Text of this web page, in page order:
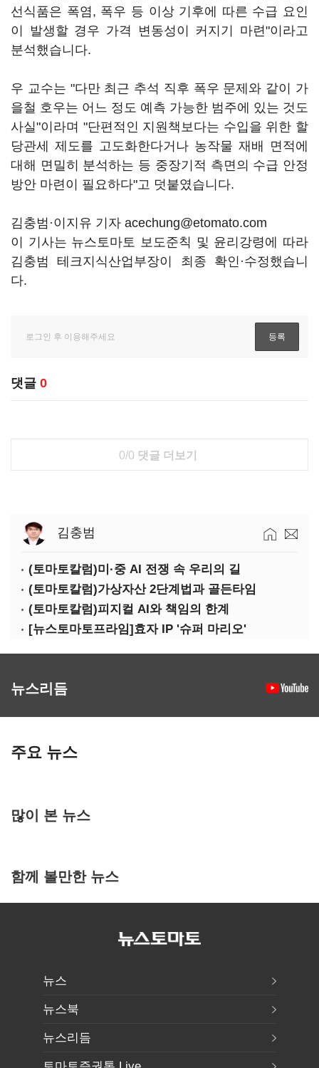
선식품은 폭염, 폭우 등 이상 기후에 따른 수급 요인
이 발생할 경우 가격 변동성이 커지기 마련"이라고
분석했습니다.
우 교수는 "다만 최근 추석 직후 폭우 문제와 같이 가
을철 호우는 어느 정도 예측 가능한 범주에 있는 것도
사실"이라며 "단편적인 지원책보다는 수입을 위한 할
당관세 제도를 고도화한다거나 농작물 재배 면적에
대해 면밀히 분석하는 등 중장기적 측면의 수급 안정
방안 마련이 필요하다"고 덧붙였습니다.
김충범·이지유 기자 acechung@etomato.com
이 기사는 뉴스토마토 보도준칙 및 윤리강령에 따라
김충범 테크지식산업부장이 최종 확인·수정했습니
다.
댓글 0
0/0 댓글 더보기
김충범
(토마토칼럼)미·중 AI 전쟁 속 우리의 길
(토마토칼럼)가상자산 2단계법과 골든타임
(토마토칼럼)피지컬 AI와 책임의 한계
[뉴스토마토프라임]효자 IP '슈퍼 마리오'
뉴스리듬
주요 뉴스
많이 본 뉴스
함께 볼만한 뉴스
뉴스
뉴스북
뉴스리듬